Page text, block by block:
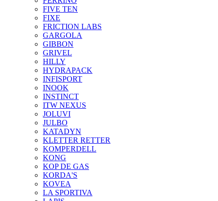
FIVE TEN
FIXE
FRICTION LABS
GARGOLA
GIBBON
GRIVEL
HILLY
HYDRAPACK
INFISPORT
INOOK
INSTINCT
ITW NEXUS
JOLUVI
JULBO
KATADYN
KLETTER RETTER
KOMPERDELL
KONG
KOP DE GAS
KORDA'S
KOVEA
LA SPORTIVA